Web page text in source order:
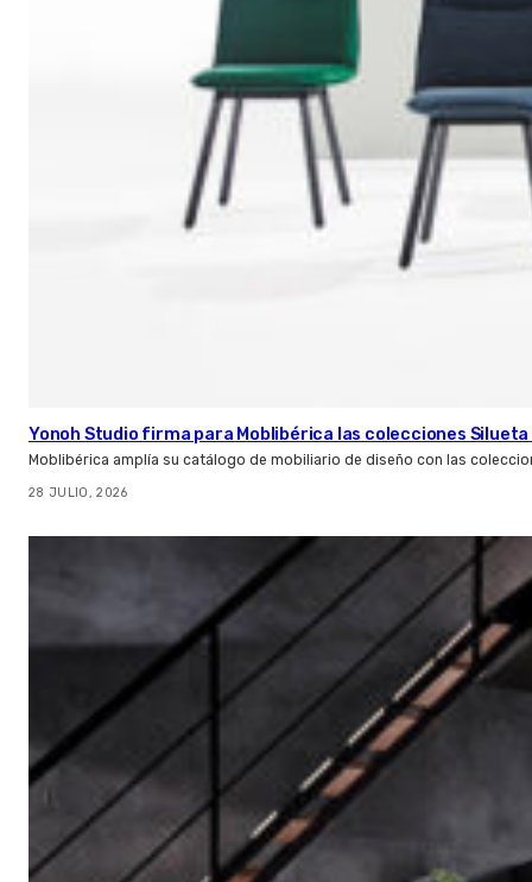
Yonoh Studio firma para Moblibérica las colecciones Silueta
Moblibérica amplía su catálogo de mobiliario de diseño con las
28 JULIO, 2026